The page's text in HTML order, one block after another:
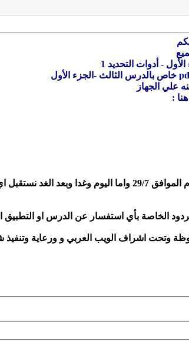
- أدوات التحديد 1
علي الجهاز
:
- تم انتهاء من الدرس الــثــالث - الجــزء الأول -أدوات التحديد 1 ونتقابل يوم الأربعاء
الردود الخاصة بأي استفسار عن الدرس او
اشراف الويب العربي و ورعاية وتنفيذ